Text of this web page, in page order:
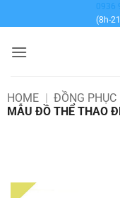
qua
dung
0936
(8h-
HOME | ĐỒNG PHỤC
MẪU ĐỒ THỂ THAO